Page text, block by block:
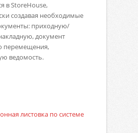
в StoreHouse,
создавая необходимые
приходную/
документ
перемещения,
ведомость.
листовка по системе